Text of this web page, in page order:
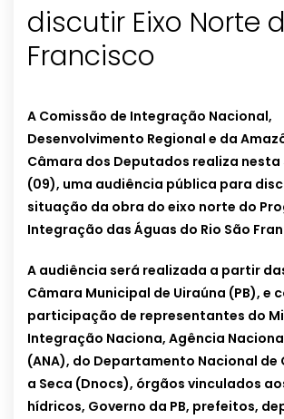
discutir Eixo Norte
Francisco
A Comissão de Integração Nacional,
Desenvolvimento Regional e da
Câmara dos Deputados realiza
(09), uma audiência pública para
situação da obra do eixo norte do
Integração das Águas do Rio São
A audiência será realizada a partir
Câmara Municipal de Uiraúna (PB), e
participação de representantes do
Integração Naciona, Agência
(ANA), do Departamento Nacional de
a Seca (Dnocs), órgãos vinculados
hídricos, Governo da PB, prefeitos,